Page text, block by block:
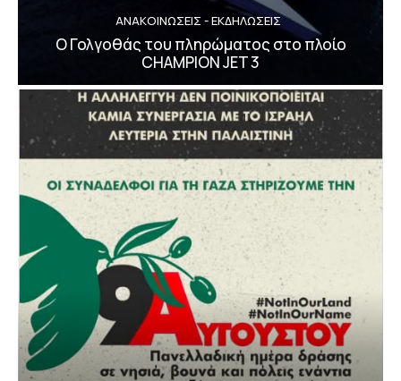
ΑΝΑΚΟΙΝΩΣΕΙΣ - ΕΚΔΗΛΩΣΕΙΣ
Ο Γολγοθάς του πληρώματος στο πλοίο
CHAMPION JET 3